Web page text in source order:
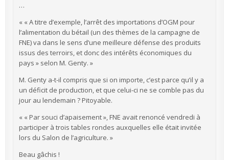
…
« « A titre d’exemple, l’arrêt des importations d’OGM pour
l’alimentation du bétail (un des thèmes de la campagne de
FNE) va dans le sens d’une meilleure défense des produits
issus des terroirs, et donc des intérêts économiques du
pays » selon M. Genty. »
M. Genty a-t-il compris que si on importe, c’est parce qu’il y a
un déficit de production, et que celui-ci ne se comble pas du
jour au lendemain ? Pitoyable.
« « Par souci d’apaisement », FNE avait renoncé vendredi à
participer à trois tables rondes auxquelles elle était invitée
lors du Salon de l’agriculture. »
Beau gâchis !